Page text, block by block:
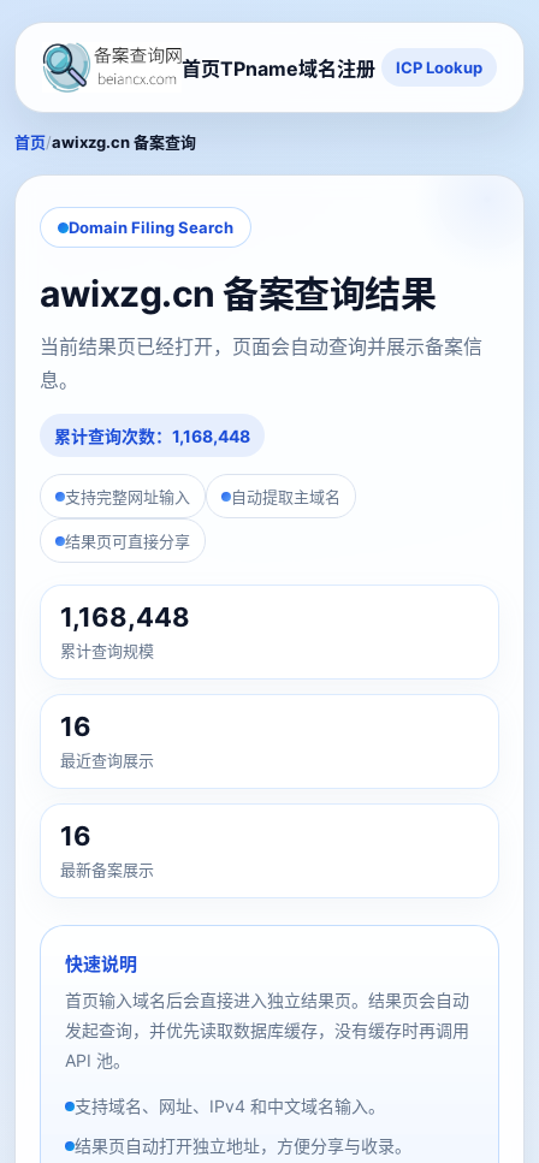
首页TPname域名注册 ICP Lookup
首页/awixzg.cn 备案查询
Domain Filing Search
awixzg.cn 备案查询结果
当前结果页已经打开，页面会自动查询并展示备案信
息。
累计查询次数：1,168,448
支持完整网址输入 自动提取主域名
结果页可直接分享
1,168,448
累计查询规模
16
最近查询展示
16
最新备案展示
快速说明
首页输入域名后会直接进入独立结果页。结果页会自动
发起查询，并优先读取数据库缓存，没有缓存时再调用
API 池。
支持域名、网址、IPv4 和中文域名输入。
结果页自动打开独立地址，方便分享与收录。